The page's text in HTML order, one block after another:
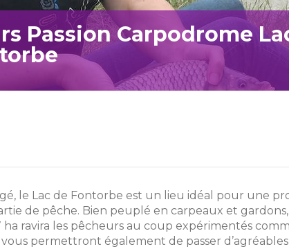
Passion Carpodrome
le Lac de Fontorbe est un lieu idéal pour une
de pêche. Bien peuplé en carpeaux et gardons,
ha ravira les pêcheurs au coup expérimentés
permettront également de passer